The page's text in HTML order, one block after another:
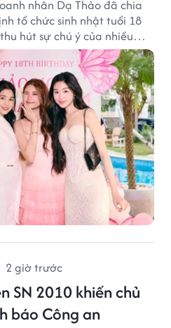
nhân Dạ Thảo đã chia
tổ chức sinh nhật tuổi 18
hút sự chú ý của nhiều
2 giờ trước
SN 2010 khiến chủ
báo Công an